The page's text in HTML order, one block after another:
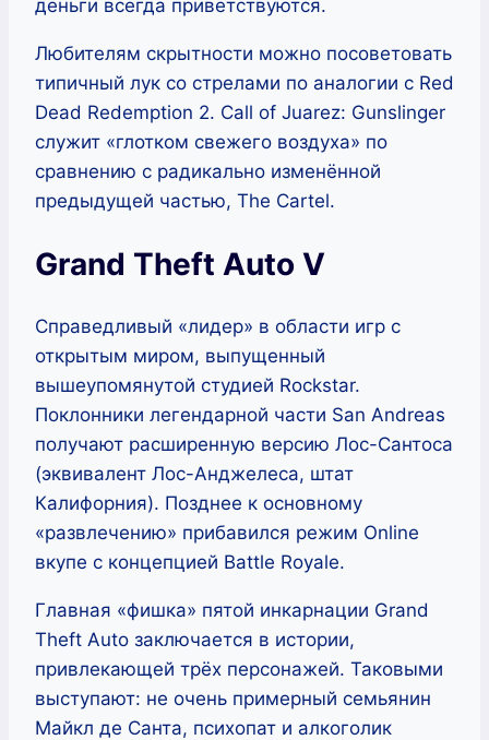
деньги всегда приветствуются.
Любителям скрытности можно посоветовать
типичный лук со стрелами по аналогии с Red
Dead Redemption 2. Call of Juarez: Gunslinger
служит «глотком свежего воздуха» по
сравнению с радикально изменённой
предыдущей частью, The Cartel.
Grand Theft Auto V
Справедливый «лидер» в области игр с
открытым миром, выпущенный
вышеупомянутой студией Rockstar.
Поклонники легендарной части San Andreas
получают расширенную версию Лос-Сантоса
(эквивалент Лос-Анджелеса, штат
Калифорния). Позднее к основному
«развлечению» прибавился режим Online
вкупе с концепцией Battle Royale.
Главная «фишка» пятой инкарнации Grand
Theft Auto заключается в истории,
привлекающей трёх персонажей. Таковыми
выступают: не очень примерный семьянин
Майкл де Санта, психопат и алкоголик